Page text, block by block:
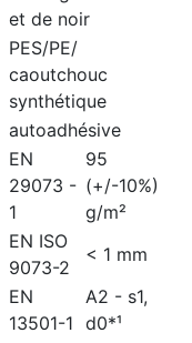
et de noir
PES/PE/
caoutchouc
synthétique
autoadhésive
EN
29073 -
1
95
(+/-10%)
g/m²
EN ISO
9073-2
< 1 mm
EN
13501-1
A2 - s1,
d0*¹